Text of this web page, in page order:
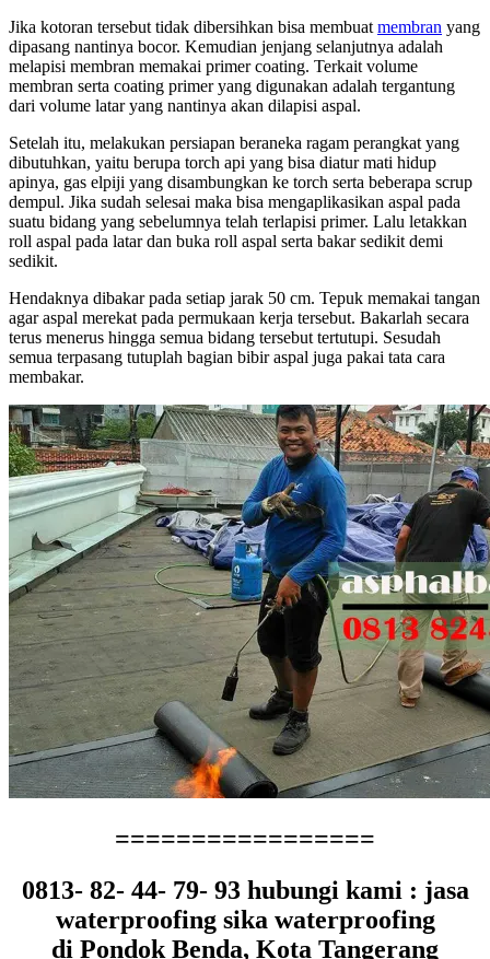
Jika kotoran tersebut tidak dibersihkan bisa membuat membran yang
dipasang nantinya bocor. Kemudian jenjang selanjutnya adalah
melapisi membran memakai primer coating. Terkait volume
membran serta coating primer yang digunakan adalah tergantung
dari volume latar yang nantinya akan dilapisi aspal.
Setelah itu, melakukan persiapan beraneka ragam perangkat yang
dibutuhkan, yaitu berupa torch api yang bisa diatur mati hidup
apinya, gas elpiji yang disambungkan ke torch serta beberapa scrup
dempul. Jika sudah selesai maka bisa mengaplikasikan aspal pada
suatu bidang yang sebelumnya telah terlapisi primer. Lalu letakkan
roll aspal pada latar dan buka roll aspal serta bakar sedikit demi
sedikit.
Hendaknya dibakar pada setiap jarak 50 cm. Tepuk memakai tangan
agar aspal merekat pada permukaan kerja tersebut. Bakarlah secara
terus menerus hingga semua bidang tersebut tertutupi. Sesudah
semua terpasang tutuplah bagian bibir aspal juga pakai tata cara
membakar.
=================
0813- 82- 44- 79- 93 hubungi kami : jasa
waterproofing sika waterproofing
di Pondok Benda, Kota Tangerang